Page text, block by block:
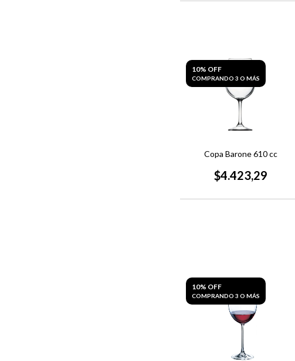
10% OFF
COMPRANDO 3 O MÁS
Copa Barone 610 cc
$4.423,29
10% OFF
COMPRANDO 3 O MÁS